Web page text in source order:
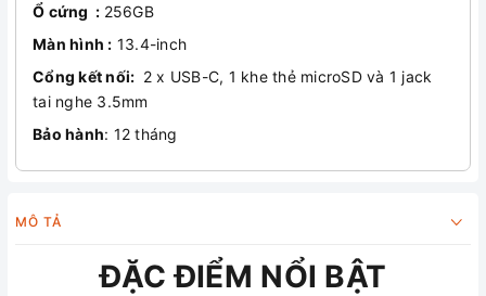
Ổ cứng : 256GB
Màn hình : 13.4-inch
Cổng kết nối: 2 x USB-C, 1 khe thẻ microSD và 1 jack
tai nghe 3.5mm
Bảo hành: 12 tháng
MÔ TẢ
ĐẶC ĐIỂM NỔI BẬT